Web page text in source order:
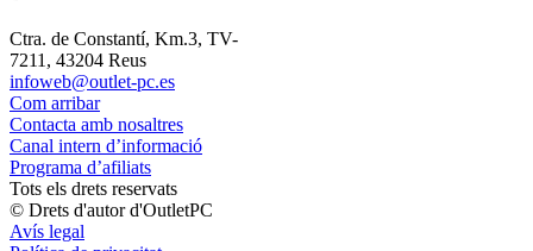
Ctra. de Constantí, Km.3, TV-
7211, 43204 Reus
infoweb@outlet-pc.es
Com arribar
Contacta amb nosaltres
Canal intern d’informació
Programa d’afiliats
Tots els drets reservats
© Drets d'autor d'OutletPC
Avís legal